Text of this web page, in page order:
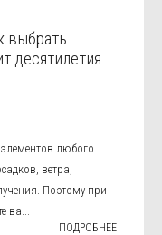
выбрать
десятилетия
любого
ветра,
Поэтому при
ва...
ПОДРОБНЕЕ